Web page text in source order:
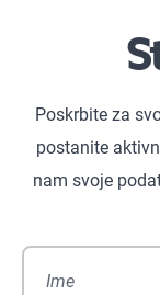
Poskrbite za
postanite
nam svoje